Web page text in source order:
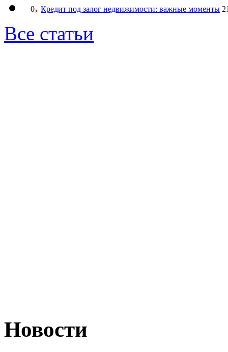
0 Кредит под залог недвижимости: важные моменты
Все статьи
Новости